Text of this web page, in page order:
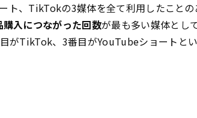
ト、TikTokの3媒体を全て利用したことの
購入につながった回数が最も多い媒体とし
がTikTok、3番目がYouTubeショートと